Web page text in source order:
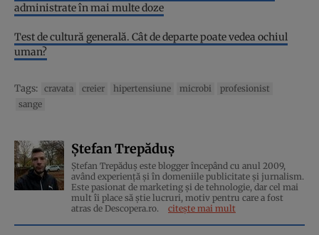
administrate în mai multe doze
Test de cultură generală. Cât de departe poate vedea ochiul
uman?
Tags: cravata creier hipertensiune microbi
profesionist
sange
Ștefan Trepăduș
Ștefan Trepăduș este blogger începând cu anul 2009,
având experiență și în domeniile publicitate și jurnalism.
Este pasionat de marketing și de tehnologie, dar cel mai
mult îi place să știe lucruri, motiv pentru care a fost
atras de Descopera.ro.
citește mai mult